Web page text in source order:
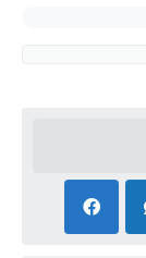
Defesa Civil